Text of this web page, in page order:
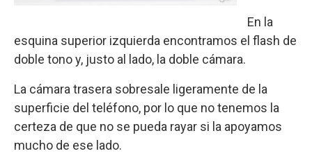
En la
esquina superior izquierda encontramos el flash de
doble tono y, justo al lado, la doble cámara.
La cámara trasera sobresale ligeramente de la
superficie del teléfono, por lo que no tenemos la
certeza de que no se pueda rayar si la apoyamos
mucho de ese lado.